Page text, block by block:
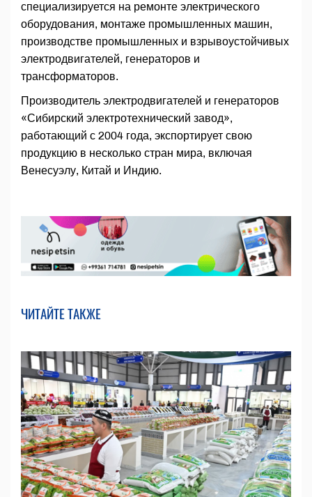
специализируется на ремонте электрического
оборудования, монтаже промышленных машин,
производстве промышленных и взрывоустойчивых
электродвигателей, генераторов и
трансформаторов.
Производитель электродвигателей и генераторов
«Сибирский электротехнический завод»,
работающий с 2004 года, экспортирует свою
продукцию в несколько стран мира, включая
Венесуэлу, Китай и Индию.
ЧИТАЙТЕ ТАКЖЕ